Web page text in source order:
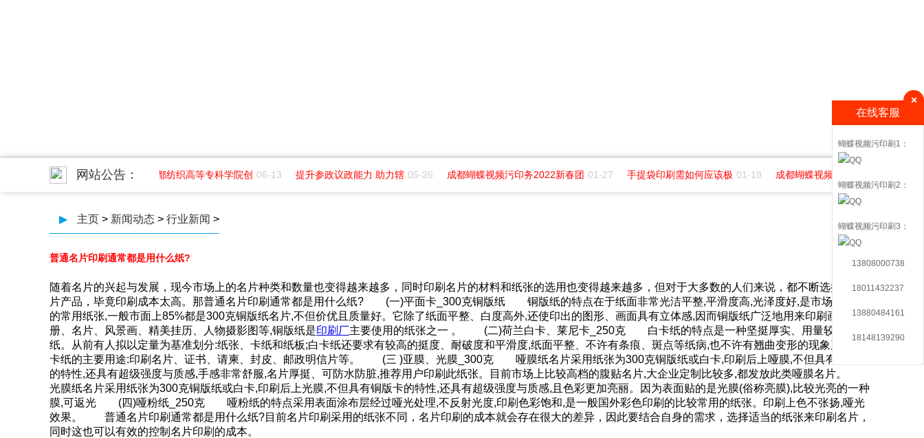
网站公告：
蝶视频污印务招聘平面 07-01 成都纺织高等专科学院创 06-13 提升参政议政能力 助力辖 05-26 成都蝴蝶视频污印务2022新春团 01-27 手提袋印刷需如何应该极 01-19 成都蝴蝶视频污印务招聘平面
▶ 主页 > 新闻动态 > 行业新闻 >
普通名片印刷通常都是用什么纸?
随着名片的兴起与发展，现今市场上的名片种类和数量也变得越来越多，同时印刷名片的材料和纸张的选用也变得越来越多，但对于大多数的人们来说，都不断选择高端名
片产品，毕竟印刷成本太高。那普通名片印刷通常都是用什么纸? (一)平面卡_300克铜版纸 铜版纸的特点在于纸面非常光洁平整,平滑度高,光泽度好,是市场上名片
的常用纸张,一般市面上85%都是300克铜版纸名片,不但价优且质量好。它除了纸面平整、白度高外,还使印出的图形、画面具有立体感,因而铜版纸广泛地用来印刷画报画
册、名片、风景画、精美挂历、人物摄影图等,铜版纸是印刷厂主要使用的纸张之一 。 (二)荷兰白卡、莱尼卡_250克 白卡纸的特点是一种坚挺厚实、用量较大的厚
纸。从前有人拟以定量为基准划分:纸张、卡纸和纸板;白卡纸还要求有较高的挺度、耐破度和平滑度,纸面平整、不许有条痕、斑点等纸病,也不许有翘曲变形的现象产生。白
卡纸的主要用途:印刷名片、证书、请柬、封皮、邮政明信片等。 (三 )亚膜、光膜_300克 哑膜纸名片采用纸张为300克铜版纸或白卡,印刷后上哑膜,不但具有铜版卡
的特性,还具有超级强度与质感,手感非常舒服,名片厚挺、可防水防脏,推荐用户印刷此纸张。目前市场上比较高档的腹贴名片,大企业定制比较多,都发放此类哑膜名片。
光膜纸名片采用纸张为300克铜版纸或白卡,印刷后上光膜,不但具有铜版卡的特性,还具有超级强度与质感,且色彩更加亮丽。因为表面贴的是光膜(俗称亮膜),比较光亮的一种
膜,可返光 (四)哑粉纸_250克 哑粉纸的特点采用表面涂布层经过哑光处理,不反射光度,印刷色彩饱和,是一般国外彩色印刷的比较常用的纸张。印刷上色不张扬,哑光
效果。 普通名片印刷通常都是用什么纸?目前名片印刷采用的纸张不同，名片印刷的成本就会存在很大的差异，因此要结合自身的需求，选择适当的纸张来印刷名片，
同时这也可以有效的控制名片印刷的成本。
在线客服
×
蝴蝶视频污印刷1：
蝴蝶视频污印刷2：
蝴蝶视频污印刷3：
13808000738
18011432237
13880484161
18148139290